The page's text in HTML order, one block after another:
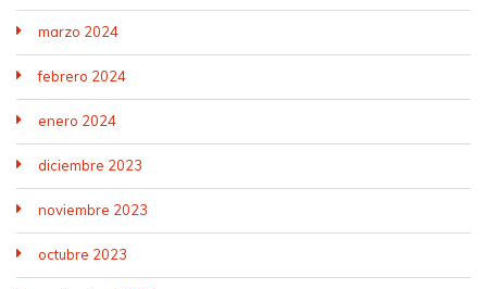
marzo 2024
febrero 2024
enero 2024
diciembre 2023
noviembre 2023
octubre 2023